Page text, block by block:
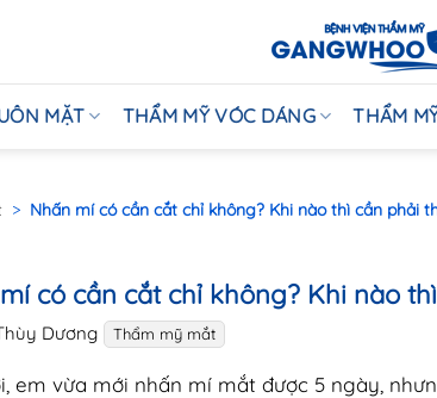
MẶT THẨM MỸ VÓC DÁNG THẨM
> Nhấn mí có cần cắt chỉ không? Khi nào thì cần phải
có cần cắt chỉ không? Khi nào
Dương Thẩm mỹ mắt
em vừa mới nhấn mí mắt được 5 ngày,